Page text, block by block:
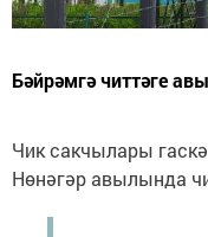
Бәйрәмгә читтәге
Чик сакчылары
Нөнәгәр авылында